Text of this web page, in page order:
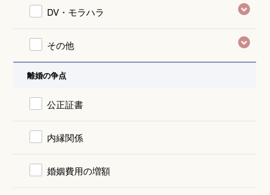
DV・モラハラ
その他
離婚の争点
公正証書
内縁関係
婚姻費用の増額